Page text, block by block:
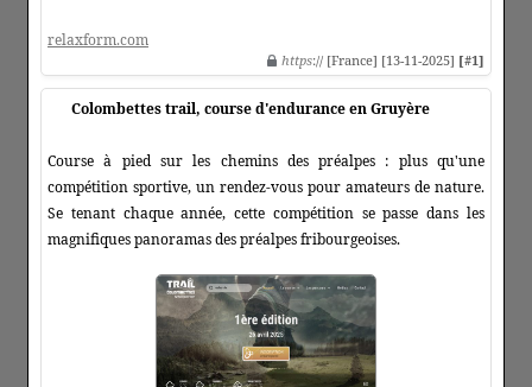
relaxform.com
https:// [France] [13-11-2025] [#1]
Colombettes trail, course d'endurance en Gruyère
Course à pied sur les chemins des préalpes : plus qu'une
compétition sportive, un rendez-vous pour amateurs de nature.
Se tenant chaque année, cette compétition se passe dans les
magnifiques panoramas des préalpes fribourgeoises.